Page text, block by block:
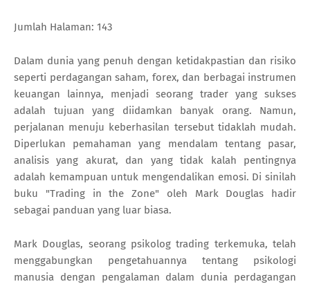
Jumlah Halaman: 143
Dalam dunia yang penuh dengan ketidakpastian dan risiko
seperti perdagangan saham, forex, dan berbagai instrumen
keuangan lainnya, menjadi seorang trader yang sukses
adalah tujuan yang diidamkan banyak orang. Namun,
perjalanan menuju keberhasilan tersebut tidaklah mudah.
Diperlukan pemahaman yang mendalam tentang pasar,
analisis yang akurat, dan yang tidak kalah pentingnya
adalah kemampuan untuk mengendalikan emosi. Di sinilah
buku "Trading in the Zone" oleh Mark Douglas hadir
sebagai panduan yang luar biasa.
Mark Douglas, seorang psikolog trading terkemuka, telah
menggabungkan pengetahuannya tentang psikologi
manusia dengan pengalaman dalam dunia perdagangan